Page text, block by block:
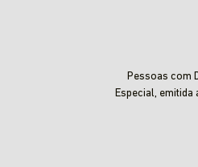
Pessoas com
Especial,